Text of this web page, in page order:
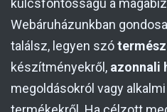
Webáruházunkban
találsz, legyen szó
készítményekről, azonnali
megoldásokról vagy